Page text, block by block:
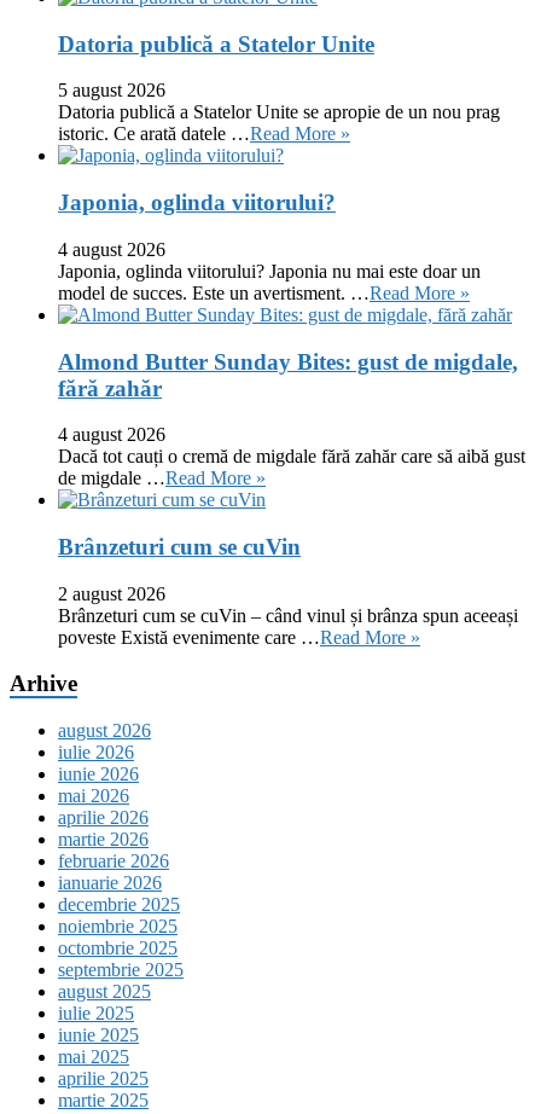
Datoria publică a Statelor Unite
5 august 2026
Datoria publică a Statelor Unite se apropie de un nou prag
istoric. Ce arată datele …Read More »
Japonia, oglinda viitorului?
4 august 2026
Japonia, oglinda viitorului? Japonia nu mai este doar un
model de succes. Este un avertisment. …Read More »
Almond Butter Sunday Bites: gust de migdale,
fără zahăr
4 august 2026
Dacă tot cauți o cremă de migdale fără zahăr care să aibă gust
de migdale …Read More »
Brânzeturi cum se cuVin
2 august 2026
Brânzeturi cum se cuVin – când vinul și brânza spun aceeași
poveste Există evenimente care …Read More »
Arhive
august 2026
iulie 2026
iunie 2026
mai 2026
aprilie 2026
martie 2026
februarie 2026
ianuarie 2026
decembrie 2025
noiembrie 2025
octombrie 2025
septembrie 2025
august 2025
iulie 2025
iunie 2025
mai 2025
aprilie 2025
martie 2025